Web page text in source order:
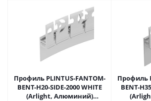
Профиль PLINTUS-FANTOM-
BENT-H20-SIDE-2000 WHITE
(Arlight, Алюминий)
Профиль
BENT-